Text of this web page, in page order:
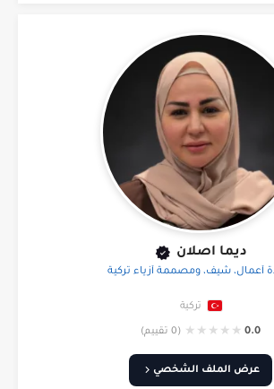
ديما اصلان
أعمال، شيف، ومصممة أزياء تركية
تركية
0.0
★
★
★
★
★ (0 تقييم)
عرض الملف الشخصي